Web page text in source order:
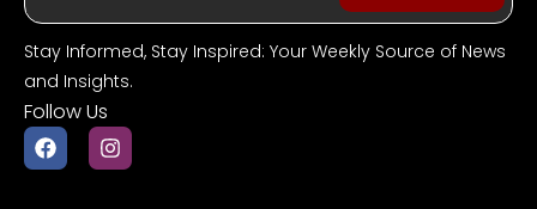
Stay Informed, Stay Inspired: Your Weekly Source of News
and Insights.
Follow Us